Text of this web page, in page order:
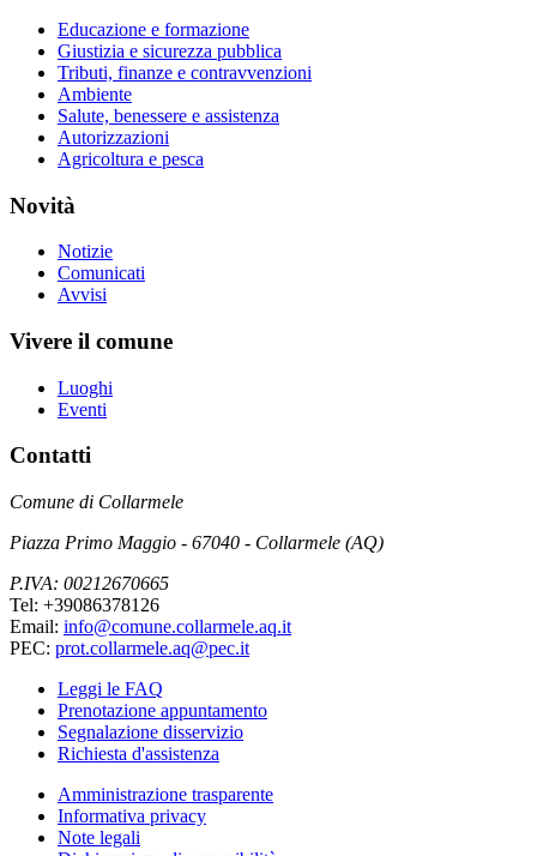
Educazione e formazione
Giustizia e sicurezza pubblica
Tributi, finanze e contravvenzioni
Ambiente
Salute, benessere e assistenza
Autorizzazioni
Agricoltura e pesca
Novità
Notizie
Comunicati
Avvisi
Vivere il comune
Luoghi
Eventi
Contatti
Comune di Collarmele
Piazza Primo Maggio - 67040 - Collarmele (AQ)
P.IVA: 00212670665
Tel: +39086378126
Email: info@comune.collarmele.aq.it
PEC: prot.collarmele.aq@pec.it
Leggi le FAQ
Prenotazione appuntamento
Segnalazione disservizio
Richiesta d'assistenza
Amministrazione trasparente
Informativa privacy
Note legali